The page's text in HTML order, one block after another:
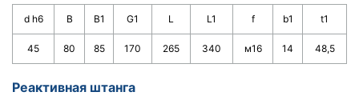
d h6 B B1 G1 L L1 f b1 t1
45 80 85 170 265 340 м16 14 48,5
Реактивная штанга